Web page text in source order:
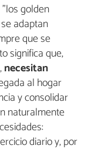
golden
adaptan
que se
significa que,
necesitan
al hogar
y consolidar
naturalmente
diario y, por